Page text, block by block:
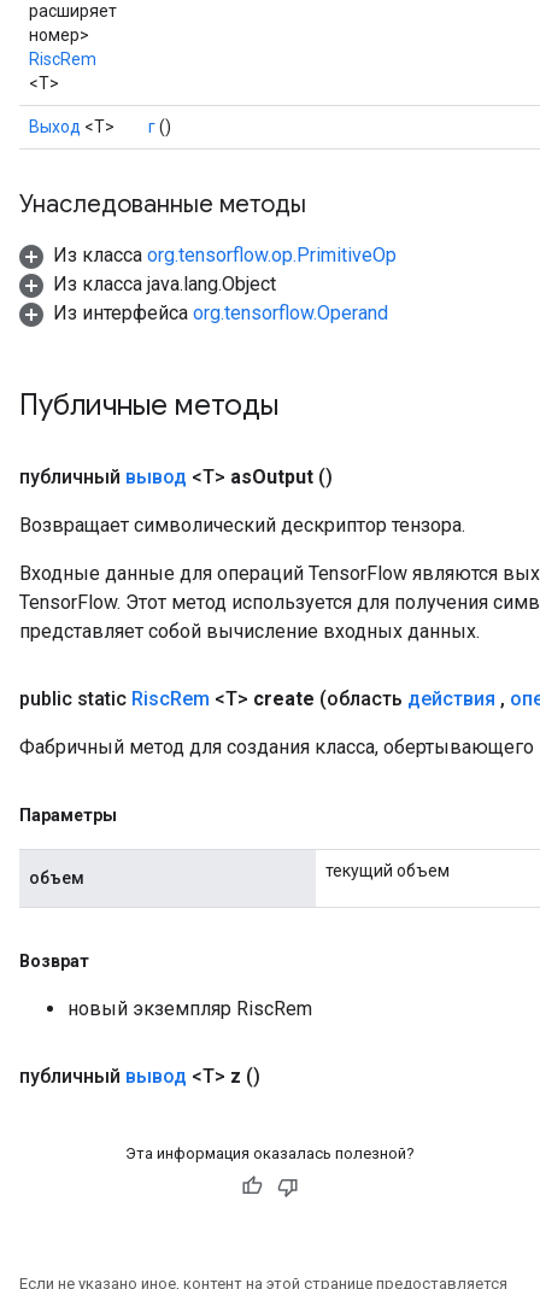
расширяет
номер>
RiscRem
<T>
Выход <Т> г()
Унаследованные методы
Из класса org.tensorflow.op.PrimitiveOp
Из класса java.lang.Object
Из интерфейса org.tensorflow.Operand
Публичные методы
публичный вывод <T> asOutput ()
Возвращает символический дескриптор тензора.
Входные данные для операций TensorFlow являются
TensorFlow. Этот метод используется для получения
представляет собой вычисление входных данных.
public static RiscRem <T> create (область действия ,
Фабричный метод для создания класса,
Параметры
объем текущий объем
Возврат
новый экземпляр RiscRem
публичный вывод <T> z ()
Эта информация оказалась полезной?
Если не указано иное, контент на этой странице предоставляется